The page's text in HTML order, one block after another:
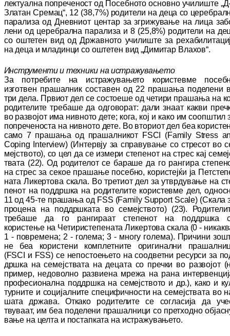
лек­туал­на попреченост од Посебното основно учи­лиш­те „Д
Златан Сремац“, 12 (38,7%) ро­ди­те­ли на деца со
парализа од Днев­ниот центар за згрижување на лица
ле­ни од церебрална парализа и 8 (25,8%) ро­ди­тели на
со оштетен вид од Др­жав­но­то училиште за
на деца и мла­динцисо оштетен вид „Димитар Вла­хов“.
Инструменти и техники на истражувањето
За потребите на истражувањето користевме по
изготвен прашалник составен од 22 пра­шања поделени
три дела. Првиот дел се состоеше од четири прашања на
ро­ди­те­ли­те требаше да одговорат: дали знаат как­ви преч
во развојот има нивното дете; кога, кој и како им соопштил
по­пре­че­нос­та на нивн­ото дете. Во вториот дел беа
само 7 прашања од прашалникот FSCI (Family Stress
Coping Interview) (Ин­тер­вј­у за справување со стресот во
меј­ство­то), со цел да се измери степенот на стрес кај се
твата (22).Од родителот се ба­ра­ше да го ран­гира
на стрес за секое пра­ша­ње по­себно, користејќи ја П
на­та Ли­кер­то­ва скала. Во третиот дел за ут­вр­ду­ва­ње на
пенот на поддршка на ро­ди­те­ли­те користевме дел,
11 од 45-те пра­­ша­ња од FSS (Family Support Scale) (Ска­­ла
про­цена на поддршката во се­меј­ство­то)(23).
требаше да го рангираат сте­­пенот на поддршка
користење на Че­тири­степената Ли­кертова скала (0 -
1 - по­­времена; 2 - голема; 3 - многу голема). При­­чи­ни
не беа користени ком­плет­ни­те оригинални пра
(FSCI и FSS) се непостоењето на соод­ветни ресурси за
дршка на се­меј­ства­та на децата со преч­ки во развојот
при­мер, недоволно раз­вие­на мрежа на рана ин­тер­
про­фе­сио­нал­на поддршка на се­меј­ството и др.), како и
турните и со­ци­јал­ни­те специфичности на се­мејствата во
ша­та држава. Откако ро­ди­те­ли­те се согласија да
твуваат, им беа по­де­лени прашалници со прет­ходно
ва­ње на целта и постапката на ис­тр­аж­ув­ање­то.